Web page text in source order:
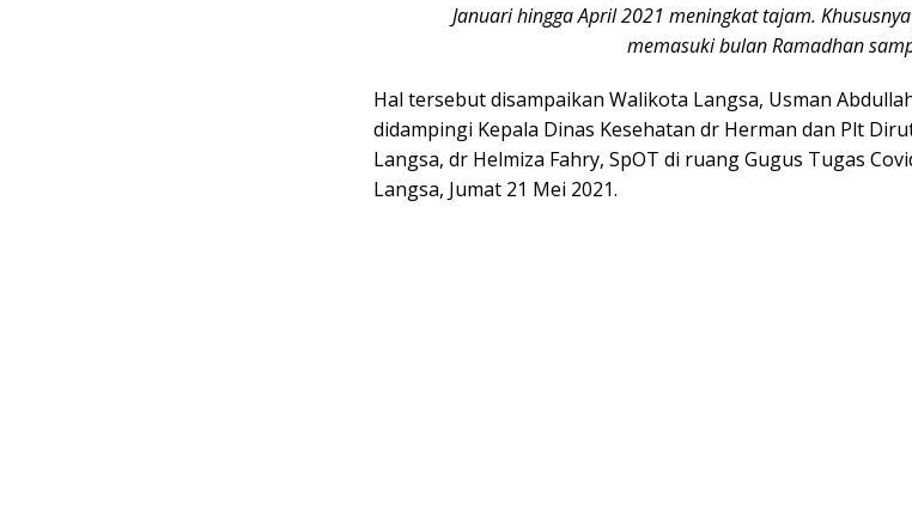
Januari hingga April 2021 meningkat tajam.
memasuki bulan Ramadhan
Hal tersebut disampaikan Walikota Langsa, Usman
didampingi Kepala Dinas Kesehatan dr Herman dan Plt
Langsa, dr Helmiza Fahry, SpOT di ruang Gugus Tugas
Langsa, Jumat 21 Mei 2021.